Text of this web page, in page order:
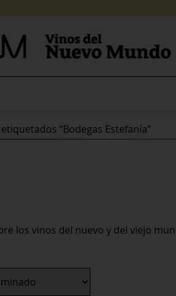
“Bodegas Estefanía”
los vinos del nuevo y del viejo